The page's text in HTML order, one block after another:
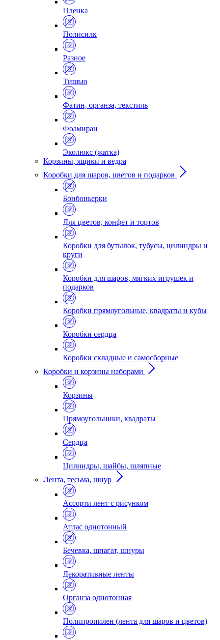
Пленка
Полисилк
Разное
Тишью
Фатин, органза, текстиль
Фоамиран
Эколюкс (жатка)
Корзины, ящики и ведра
Коробки для шаров, цветов и подарков
Бонбоньерки
Для цветов, конфет и тортов
Коробки для бутылок, тубусы, цилиндры и
круги
Коробки для шаров, мягких игрушек и
подарков
Коробки прямоугольные, квадраты и кубы
Коробки сердца
Коробки складные и самосборные
Коробки и корзины наборами
Корзины
Прямоугольники, квадраты
Сердца
Цилиндры, шайбы, шляпные
Лента, тесьма, шнур
Ассорти лент с рисунком
Атлас однотонный
Бечевка, шпагат, шнуры
Декоративные ленты
Органза однотонная
Полипропилен (лента для шаров и цветов)